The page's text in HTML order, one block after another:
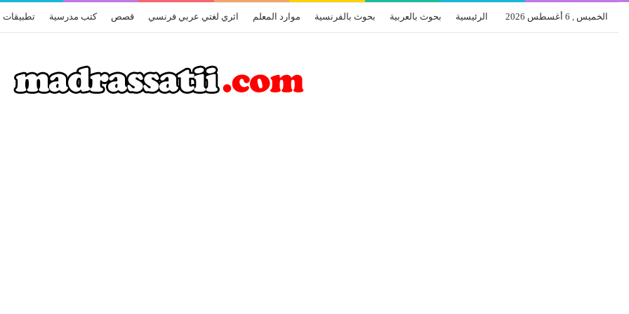
الخميس , 6 أغسطس 2026 الرئيسية بحوث بالعربية بحوث بالفرنسية موارد المعلم اثري لغتي عربي فرنسي قصص كتب مدرسية تطبيقات